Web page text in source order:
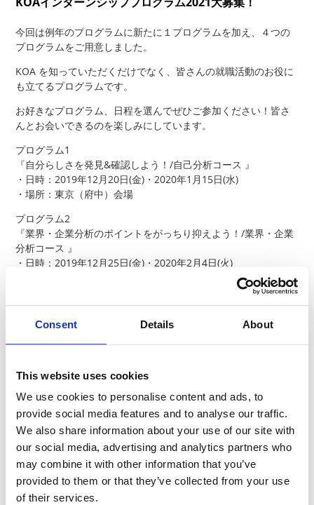
Consent Details About
This website uses cookies
We use cookies to personalise content and ads, to
provide social media features and to analyse our traffic.
We also share information about your use of our site with
our social media, advertising and analytics partners who
may combine it with other information that you’ve
provided to them or that they’ve collected from your use
of their services.
今回は例年のプログラムに新たに１プログラムを加え、４つの
プログラムをご用意しました。
KOA を知っていただくだけでなく、皆さんの就職活動のお役に
も立てるプログラムです。
お好きなプログラム、日程を選んでぜひご参加ください！皆さ
んとお会いできるのを楽しみにしています。
プログラム1
『自分らしさを発見&確認しよう！/自己分析コース 』
・日時：2019年12月20日(金)・2020年1月15日(水)
・場所：東京（府中）会場
プログラム2
『業界・企業分析のポイントをがっちり抑えよう！/業界・企業
分析コース 』
・日時：2019年12月25日(金)・2020年2月4日(火)
・日時：2020年1月10日(金)・2020年1月23日(木)
・場所：東京（府中）会場
プログラム4 内定者一押し！！
・日時：2020年2月11日(火)・2020年2月26日(水)
・場所：長野（本社）会場 (新宿発着バス手配)
応募方法／
下記エントリーフォームより必要事項記載して応募く
ださい